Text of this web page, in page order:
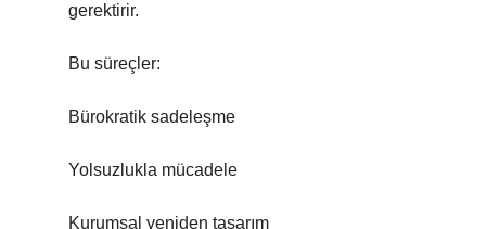
gerektirir.
Bu süreçler:
Bürokratik sadeleşme
Yolsuzlukla mücadele
Kurumsal yeniden tasarım